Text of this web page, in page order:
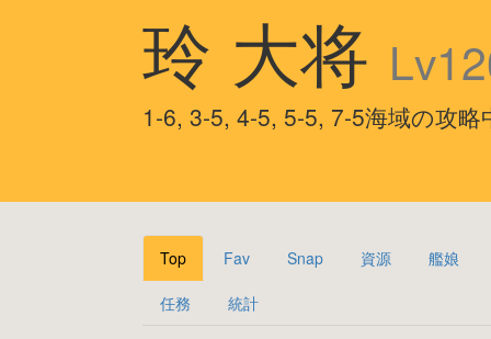
玲 大将
1-6, 3-5, 4-5, 5-5, 7-5海域の攻略
Top Fav Snap 資源 艦娘
任務 統計